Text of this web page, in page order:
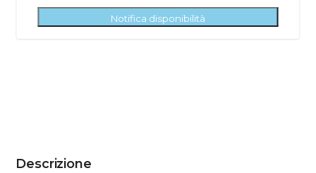
Notifica disponibilità
Descrizione